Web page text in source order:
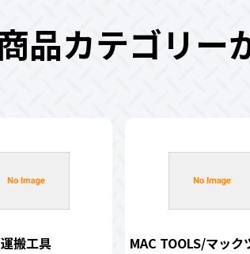
品カテゴリー
運搬工具 MAC TOOLS/マック